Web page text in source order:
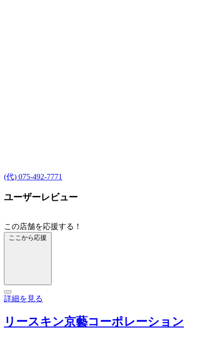
(代) 075-492-7771
ユーザーレビュー
この店舗を応援する！
ここから応援
詳細を見る
リースキン京藝コーポレーション